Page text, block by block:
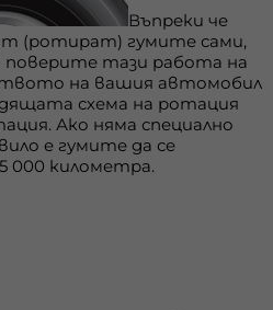
Въпреки че
(ротират) гумите сами,
поверите тази работа на
на вашия автомобил
схема на ротация
Ако няма специално
е гумите да се
000 километра.